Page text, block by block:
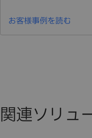
お客様事例を読む